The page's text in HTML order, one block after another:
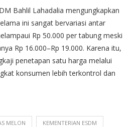
Bahlil Lahadalia mengungkapkan
ini sangat bervariasi antar
Rp 50.000 per tabung meski
Rp 16.000–Rp 19.000. Karena itu,
penetapan satu harga melalui
konsumen lebih terkontrol dan
MELON KEMENTERIAN ESDM